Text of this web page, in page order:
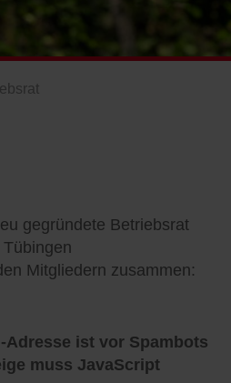
gegründete Betriebsrat
Mitgliedern zusammen:
Adresse ist vor Spambots
muss JavaScript